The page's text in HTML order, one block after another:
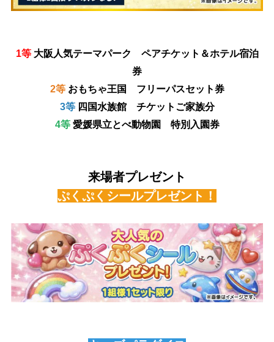
1等 大阪人気テーマパーク ペアチケット＆ホテル宿泊
券
2等おもちゃ王国 フリーパスセット券
3等四国水族館 チケットご家族分
4等愛媛県立とべ動物園 特別入園券
来場者プレゼント
ぷくぷくシールプレゼント！